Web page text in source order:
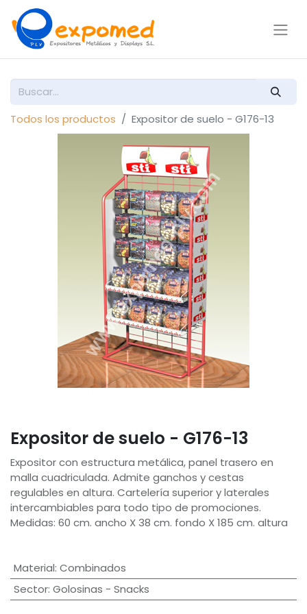
Todos los productos Expositor de suelo - G176-13
Expositor de suelo - G176-13
Expositor con estructura metálica, panel trasero en
malla cuadriculada. Admite ganchos y cestas
regulables en altura. Cartelería superior y laterales
intercambiables para todo tipo de promociones.
Medidas: 60 cm. ancho X 38 cm. fondo X 185 cm. altura
Material: Combinados
Sector: Golosinas - Snacks